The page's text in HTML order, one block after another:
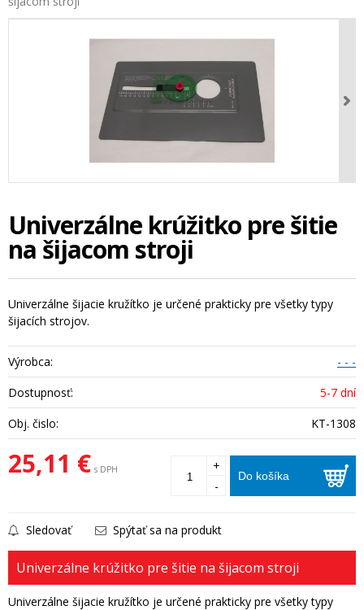
Univerzálne krúžitko pre šitie
na šijacom stroji
Univerzálne šijacie kružítko je určené prakticky pre všetky typy
šijacích strojov.
Výrobca:
- - -
Dostupnosť:
5-7 dní
Obj. čislo:
KT-1308
25,11 € s DPH Do košíka
+
-
Sledovať Spýtať sa na produkt
Univerzálne krúžitko pre šitie na šijacom stroji
Univerzálne šijacie kružítko je určené prakticky pre všetky typy